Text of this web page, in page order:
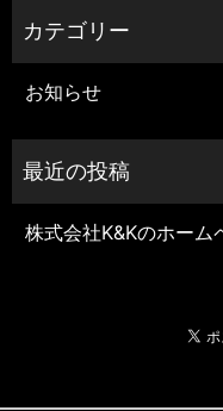
お知らせ
株式会社K&Kのホーム